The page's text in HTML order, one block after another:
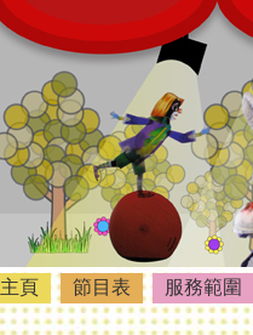
主頁 節目表 服務範圍